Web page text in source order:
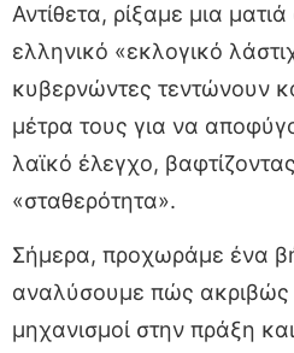
Αντίθετα, ρίξαμε μια
ελληνικό «εκλογικό
κυβερνώντες τεντώνουν
μέτρα τους για να
λαϊκό έλεγχο,
«σταθερότητα».
Σήμερα, προχωράμε ένα
αναλύσουμε πώς ακριβώς
μηχανισμοί στην πράξη